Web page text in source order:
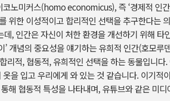
노미커스(homo economicus), 즉 ‘경제적 인
위한 이성적이고 합리적인 선택을 추구한다는
, 인간은 자신이 처한 환경을 개선하기 위해 타
’ 개념의 중요성을 얘기하는 유희적 인간(호모
리적, 협동적, 유희적인 선택을 하는 동물입니다
을 입고 우리에게 와 있는 것 같습니다. 이기적
해 협동적 특성을 나타내며, 유튜브와 같은 미